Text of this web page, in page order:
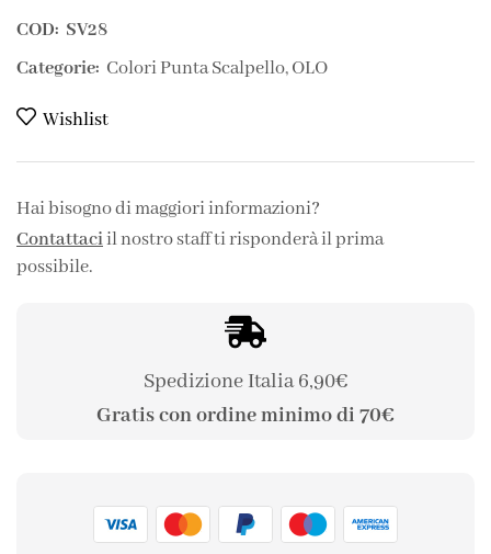
COD: SV28
Categorie: Colori Punta Scalpello,OLO
Wishlist
Hai bisogno di maggiori informazioni?
Contattaciil nostro staff ti risponderà il prima
possibile.
Spedizione Italia 6,90€
Gratis con ordine minimo di 70€